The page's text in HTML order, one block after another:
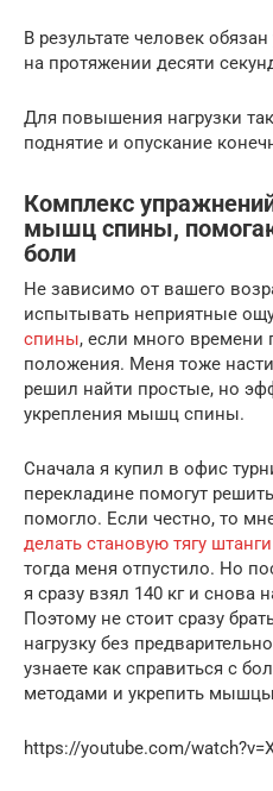
В результате человек
на протяжении десяти
Для повышения нагрузки
поднятие и опускание
Комплекс
мышц спины,
боли
Не зависимо от вашего
испытывать неприятные
спины, если много времени
положения. Меня тоже
решил найти простые, но
укрепления мышц спины.
Сначала я купил в офис
перекладине помогут
помогло. Если честно, то
делать становую тягу
тогда меня отпустило. Но
я сразу взял 140 кг и снова
Поэтому не стоит сразу
нагрузку без
узнаете как справиться с
методами и укрепить
https://youtube.com/